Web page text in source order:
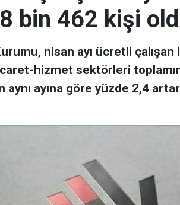
bin 462 kişi
nisan ayı ücretli
hizmet sektörleri
aynı ayına göre yüzde 2,4